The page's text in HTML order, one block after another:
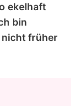
ekelhaft
bin
nicht früher